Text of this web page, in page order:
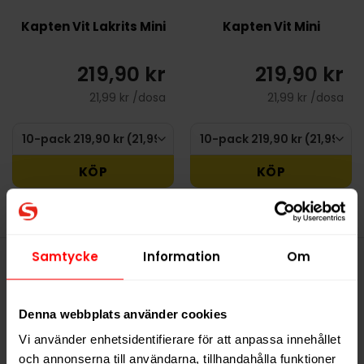
Samtycke Information Om
Denna webbplats använder cookies
Vi använder enhetsidentifierare för att anpassa innehållet
och annonserna till användarna, tillhandahålla funktioner
Kapten Vit Lakrits Mini
219,90 kr
21,99 kr /dosa
KÖP
Kapten Vit Mini
219,90 kr
21,99 kr /dosa
KÖP
nikotin som är ett mycket
beroendeframkallande ämne.